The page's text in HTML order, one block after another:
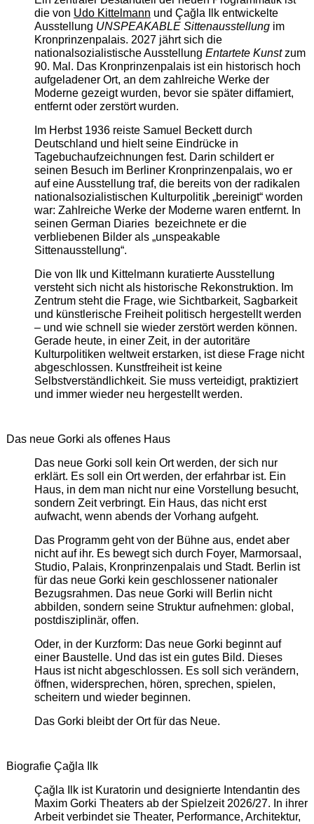
die von Udo Kittelmann und Çağla Ilk entwickelte
Ausstellung UNSPEAKABLE Sittenausstellungim
Kronprinzenpalais. 2027 jährt sich die
nationalsozialistische Ausstellung Entartete Kunstzum
90. Mal. Das Kronprinzenpalais ist ein historisch hoch
aufgeladener Ort, an dem zahlreiche Werke der
Moderne gezeigt wurden, bevor sie später diffamiert,
entfernt oder zerstört wurden.
Im Herbst 1936 reiste Samuel Beckett durch
Deutschland und hielt seine Eindrücke in
Tagebuchaufzeichnungen fest. Darin schildert er
seinen Besuch im Berliner Kronprinzenpalais, wo er
auf eine Ausstellung traf, die bereits von der radikalen
nationalsozialistischen Kulturpolitik „bereinigt“ worden
war: Zahlreiche Werke der Moderne waren entfernt. In
seinen German Diaries bezeichnete er die
verbliebenen Bilder als „unspeakable
Sittenausstellung“.
Die von Ilk und Kittelmann kuratierte Ausstellung
versteht sich nicht als historische Rekonstruktion. Im
Zentrum steht die Frage, wie Sichtbarkeit, Sagbarkeit
und künstlerische Freiheit politisch hergestellt werden
– und wie schnell sie wieder zerstört werden können.
Gerade heute, in einer Zeit, in der autoritäre
Kulturpolitiken weltweit erstarken, ist diese Frage nicht
abgeschlossen. Kunstfreiheit ist keine
Selbstverständlichkeit. Sie muss verteidigt, praktiziert
und immer wieder neu hergestellt werden.
Das neue Gorki als offenes Haus
Das neue Gorki soll kein Ort werden, der sich nur
erklärt. Es soll ein Ort werden, der erfahrbar ist. Ein
Haus, in dem man nicht nur eine Vorstellung besucht,
sondern Zeit verbringt. Ein Haus, das nicht erst
aufwacht, wenn abends der Vorhang aufgeht.
Das Programm geht von der Bühne aus, endet aber
nicht auf ihr. Es bewegt sich durch Foyer, Marmorsaal,
Studio, Palais, Kronprinzenpalais und Stadt. Berlin ist
für das neue Gorki kein geschlossener nationaler
Bezugsrahmen. Das neue Gorki will Berlin nicht
abbilden, sondern seine Struktur aufnehmen: global,
postdisziplinär, offen.
Oder, in der Kurzform: Das neue Gorki beginnt auf
einer Baustelle. Und das ist ein gutes Bild. Dieses
Haus ist nicht abgeschlossen. Es soll sich verändern,
öffnen, widersprechen, hören, sprechen, spielen,
scheitern und wieder beginnen.
Das Gorki bleibt der Ort für das Neue.
Biografie Çağla Ilk
Çağla Ilk ist Kuratorin und designierte Intendantin des
Maxim Gorki Theaters ab der Spielzeit 2026/27. In ihrer
Arbeit verbindet sie Theater, Performance, Architektur,